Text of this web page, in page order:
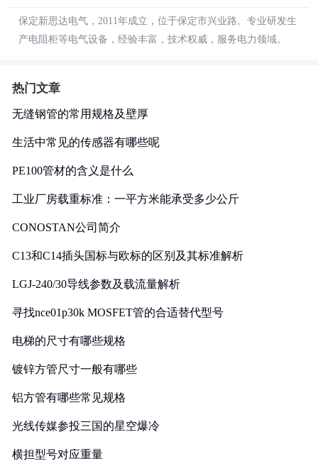
保定新思达电气，2011年成立，位于保定市兴业路。专业研发生
产电阻柜等电气设备，经验丰富，技术权威，服务电力领域。
热门文章
无缝钢管的常用规格及壁厚
生活中常见的传感器有哪些呢
PE100管材的含义是什么
工业厂房载重标准：一平方米能承受多少公斤
CONOSTAN公司简介
C13和C14插头国标与欧标的区别及其标准解析
LGJ-240/30导线参数及载流量解析
寻找nce01p30k MOSFET管的合适替代型号
电梯的尺寸有哪些规格
镀锌方管尺寸一般有哪些
铝方管有哪些常见规格
光线传媒参投三国的星空爆冷
横担型号对应重量